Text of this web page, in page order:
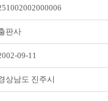
판사
09-11
상남도 진주시